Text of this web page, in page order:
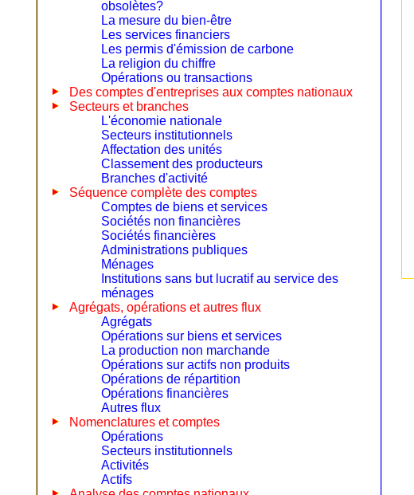
obsolètes?
La mesure du bien-être
Les services financiers
Les permis d'émission de carbone
La religion du chiffre
Opérations ou transactions
Des comptes d'entreprises aux comptes nationaux
Secteurs et branches
L'économie nationale
Secteurs institutionnels
Affectation des unités
Classement des producteurs
Branches d'activité
Séquence complète des comptes
Comptes de biens et services
Sociétés non financières
Sociétés financières
Administrations publiques
Ménages
Institutions sans but lucratif au service des
ménages
Agrégats, opérations et autres flux
Agrégats
Opérations sur biens et services
La production non marchande
Opérations sur actifs non produits
Opérations de répartition
Opérations financières
Autres flux
Nomenclatures et comptes
Opérations
Secteurs institutionnels
Activités
Actifs